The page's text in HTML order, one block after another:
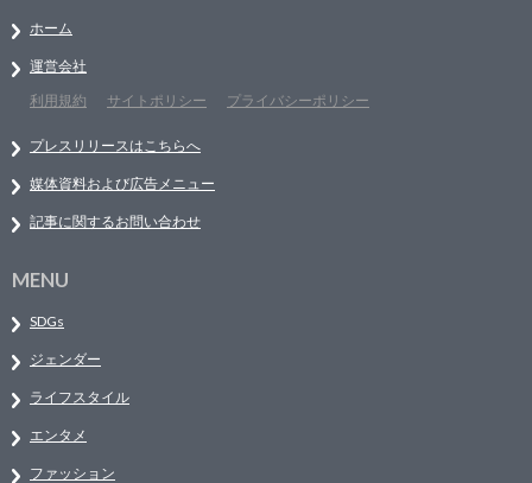
ホーム
運営会社
利用規約
サイトポリシー プライバシーポリシー
プレスリリースはこちらへ
媒体資料および広告メニュー
記事に関するお問い合わせ
MENU
SDGs
ジェンダー
ライフスタイル
エンタメ
ファッション